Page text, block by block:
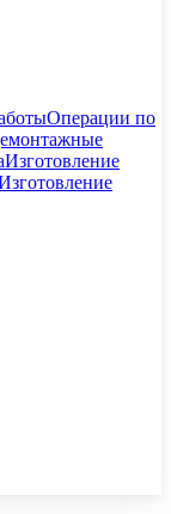
Операции по
Изготовление